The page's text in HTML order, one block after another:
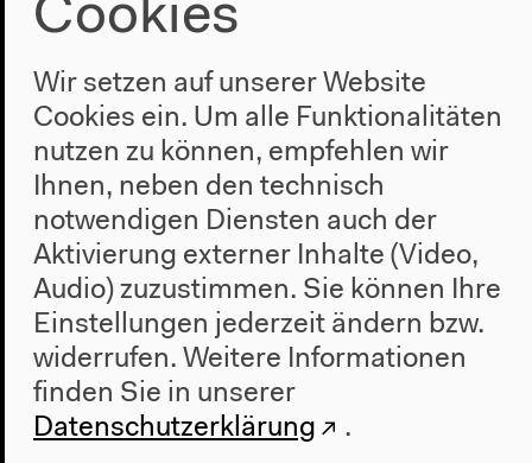
7.8.2015
Shama Rahman
Global komplexes Songwriting: Auf ihrem
Debütalbum „Fable Time“ bringt Shama Rahman
Musiker*innen aus Bangladesch, Großbritannien,
Armenien, Kroatien, Italien, Norwegen und der
Karibik zusammen und vereint Elemente von Bossa
Nova über Folk, Pop bis zur Musik des
Subkontinents.
Cookies
Wir setzen auf unserer Website
Cookies ein. Um alle Funktionalitäten
nutzen zu können, empfehlen wir
Ihnen, neben den technisch
notwendigen Diensten auch der
Aktivierung externer Inhalte (Video,
Audio) zuzustimmen. Sie können Ihre
Einstellungen jederzeit ändern bzw.
widerrufen. Weitere Informationen
finden Sie in unserer
Datenschutzerklärung
.